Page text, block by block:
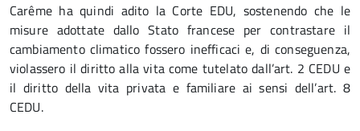
Carême ha quindi adito la Corte EDU, sostenendo che le
misure adottate dallo Stato francese per contrastare il
cambiamento climatico fossero inefficaci e, di conseguenza,
violassero il diritto alla vita come tutelato dall’art. 2 CEDU e
il diritto della vita privata e familiare ai sensi dell’art. 8
CEDU.